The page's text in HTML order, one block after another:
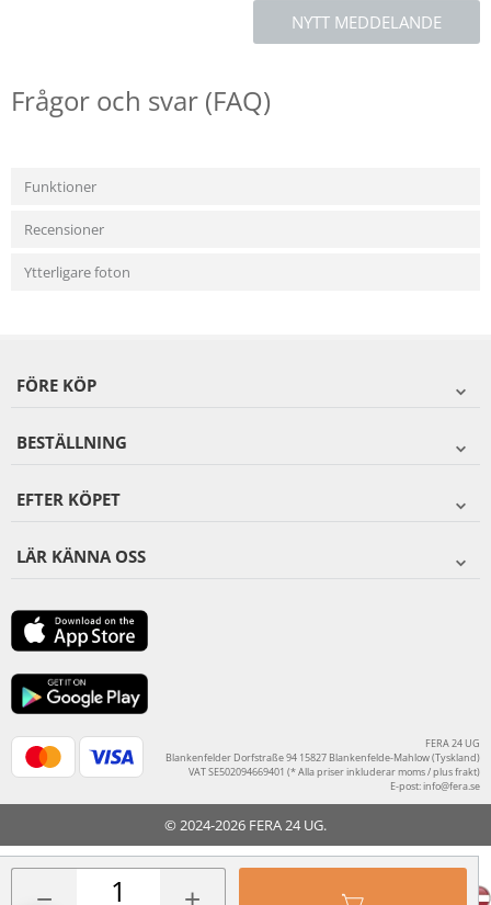
NYTT MEDDELANDE
Frågor och svar (FAQ)
Funktioner
Recensioner
Ytterligare foton
FÖRE KÖP
BESTÄLLNING
EFTER KÖPET
LÄR KÄNNA OSS
FERA 24 UG
Blankenfelder Dorfstraße 94 15827 Blankenfelde-Mahlow (Tyskland)
VAT SE502094669401 (* Alla priser inkluderar moms / plus frakt)
E-post:info@fera.se
© 2024-2026 FERA 24 UG.
FERA INTERNATIONAL: